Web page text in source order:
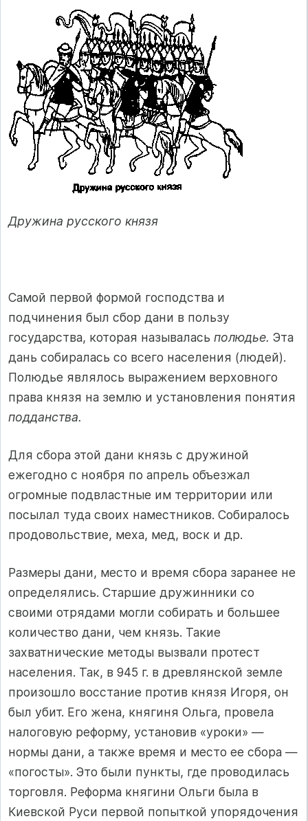
Дружина русского князя
Самой первой формой господства и
подчинения был сбор дани в пользу
государства, которая называлась полюдье. Эта
дань собиралась со всего населения (людей).
Полюдье являлось выражением верховного
права князя на землю и установления понятия
подданства.
Для сбора этой дани князь с дружиной
ежегодно с ноября по апрель объезжал
огромные подвластные им территории или
посылал туда своих наместников. Собиралось
продовольствие, меха, мед, воск и др.
Размеры дани, место и время сбора заранее не
определялись. Старшие дружинники со
своими отрядами могли собирать и большее
количество дани, чем князь. Такие
захватнические методы вызвали протест
населения. Так, в 945 г. в древлянской земле
произошло восстание против князя Игоря, он
был убит. Его жена, княгиня Ольга, провела
налоговую реформу, установив «уроки» —
нормы дани, а также время и место ее сбора —
«погосты». Это были пункты, где проводилась
торговля. Реформа княгини Ольги была в
Киевской Руси первой попыткой упорядочения